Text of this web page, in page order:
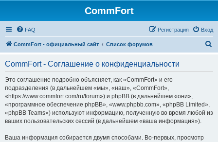
CommFort
FAQ Вход
Регистрация
CommFort - официальный сайт Список форумов
CommFort - Соглашение о конфиденциальности
Это соглашение подробно объясняет, как «CommFort» и его
подразделения (в дальнейшем «мы», «наш», «CommFort»,
«https://www.commfort.com/ru/forum») и phpBB (в дальнейшем «они»,
«программное обеспечение phpBB», «www.phpbb.com», «phpBB Limited»,
«phpBB Teams») используют информацию, полученную во время любой из
ваших пользовательских сессий (в дальнейшем «ваша информация»).
Ваша информация собирается двумя способами. Во-первых, просмотр